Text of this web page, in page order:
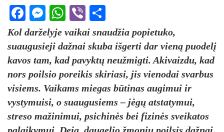
Facebook
Messenger
WhatsApp
Viber
Kol darželyje vaikai snaudžia popietuko,
suaugusieji dažnai skuba išgerti dar vieną puodelį
kavos tam, kad pavyktų neužmigti. Akivaizdu, kad
nors poilsio poreikis skiriasi, jis vienodai svarbus
visiems. Vaikams miegas būtinas augimui ir
vystymuisi, o suaugusiems – jėgų atstatymui,
streso mažinimui, psichinės bei fizinės sveikatos
palaikymui. Deja, daugelio žmonių poilsis dažnai